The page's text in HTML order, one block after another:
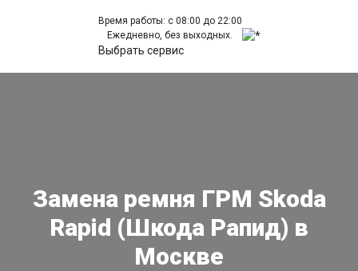
Время работы: с 08:00 до 22:00
Ежедневно, без выходных.
Выбрать сервис
Замена ремня ГРМ Skoda
Rapid (Шкода Рапид) в
Москве